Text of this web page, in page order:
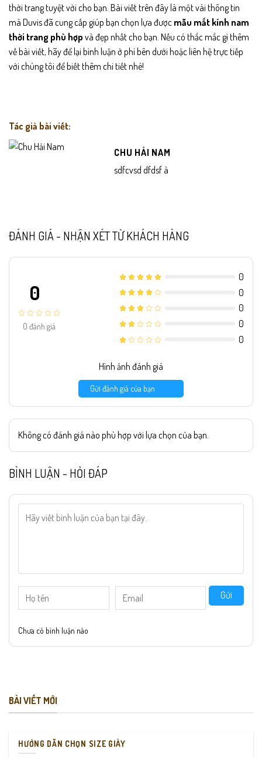
thời trang tuyệt vời cho bạn. Bài viết trên đây là một vài thông tin
mà Duvisđã cung cấp giúp bạn chọn lựa được mẫu mắt kính nam
thời trang phù hợp và đẹp nhất cho bạn. Nếu có thắc mắc gì thêm
về bài viết, hãy để lại bình luận ở phí bên dưới hoặc liên hệ trực tiếp
với chúng tôi để biết thêm chi tiết nhé!
Tác giả bài viết:
CHU HẢI NAM
sdfcvsd dfdsf à
ĐÁNH GIÁ - NHẬN XÉT TỪ KHÁCH HÀNG
0
0 đánh giá
0
0
0
0
0
Hình ảnh đánh giá
Gửi đánh giá của bạn
Không có đánh giá nào phù hợp với lựa chọn của bạn.
BÌNH LUẬN - HỎI ĐÁP
Gửi
Chưa có bình luận nào
BÀI VIẾT MỚI
HƯỚNG DẪN CHỌN SIZE GIÀY